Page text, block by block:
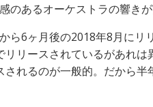
あるオーケストラの響きが
ら6ヶ月後の2018年8月にリ
リースされているがあれ
れるのが一般的。だから半